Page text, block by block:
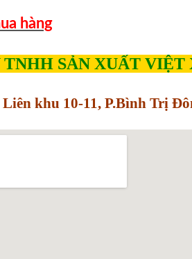
hàng
TNHH SẢN XUẤT VIỆT
Liên khu 10-11, P.Bình Trị